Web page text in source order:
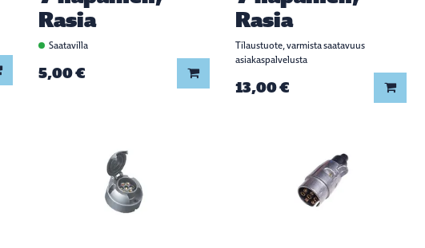
Lisää koriin
Rasia
Saatavilla
5,00 € Lisää koriin
Rasia
Tilaustuote, varmista saatavuus
asiakaspalvelusta
13,00 €